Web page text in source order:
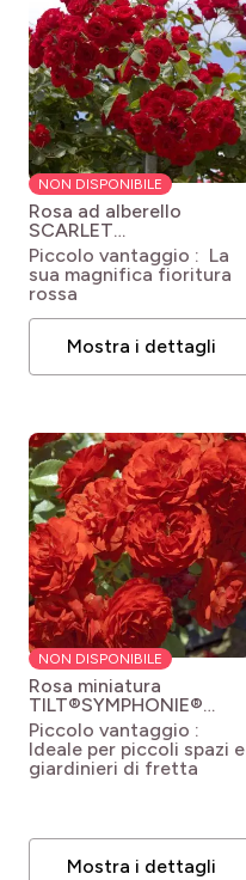
NON DISPONIBILE
Rosa ad alberello
SCARLET
MEILLANDECOR®
Meikrotal Rosa Scarlet
Meillandecor®
'Meikrotal'
Piccolo vantaggio : La
sua magnifica fioritura
rossa
Mostra i dettagli
NON DISPONIBILE
Rosa miniatura
TILT®SYMPHONIE®
Meivraivou Rosa x
polyantha 'Meivraivou'
TILT® SYMPHONIE®
Piccolo vantaggio :
Ideale per piccoli spazi e
giardinieri di fretta
Mostra i dettagli